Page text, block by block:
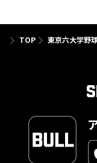
TOP 東京六大学野